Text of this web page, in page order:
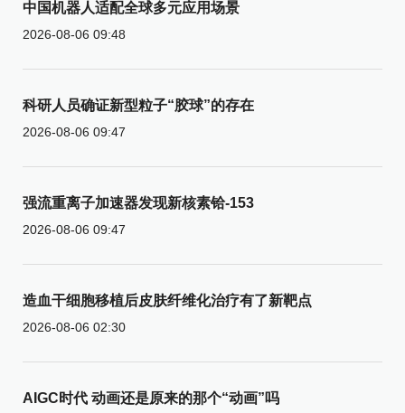
中国机器人适配全球多元应用场景
2026-08-06 09:48
科研人员确证新型粒子“胶球”的存在
2026-08-06 09:47
强流重离子加速器发现新核素铪-153
2026-08-06 09:47
造血干细胞移植后皮肤纤维化治疗有了新靶点
2026-08-06 02:30
AIGC时代 动画还是原来的那个“动画”吗